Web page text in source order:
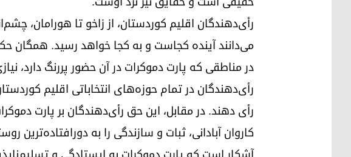
رأی‌دهندگان اقلیم کوردستان، از زاخو تا هورامان،
می‌دانند آینده کجاست و به کجا خواهد رسید. همگان
در مناطقی که پارت دموکرات در آن حضور پررنگ دارد،
رأی دهند. در مقابل، این حق رأی‌دهندگان بر پارت
کاروان آبادانی، ثبات و سازندگی را به